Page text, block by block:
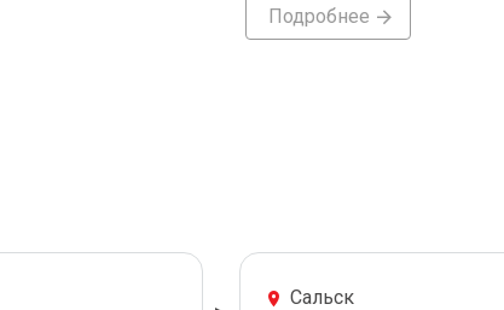
Подробнее
Сальск